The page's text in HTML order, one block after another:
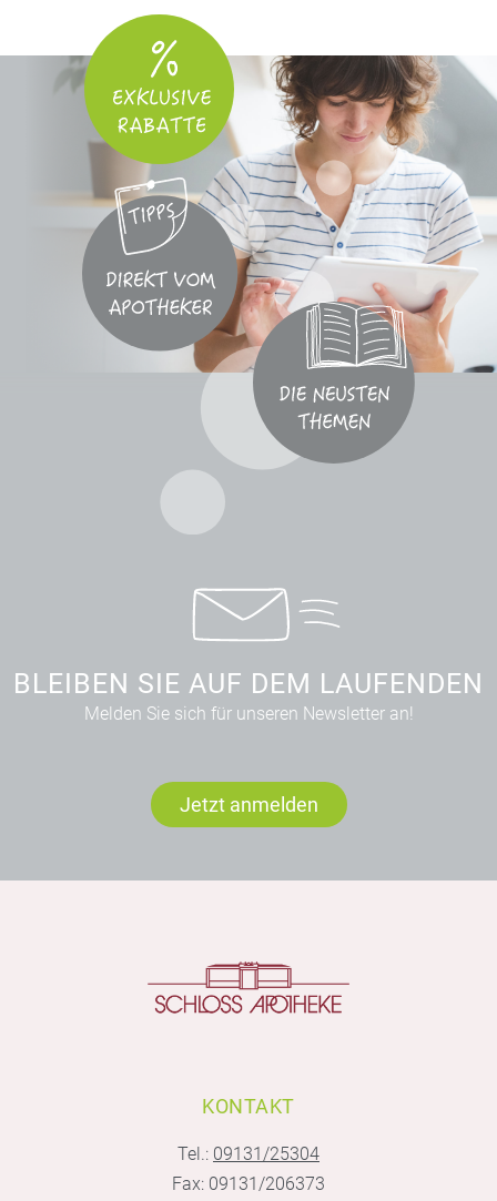
BLEIBEN SIE AUF DEM LAUFENDEN
Melden Sie sich für unseren Newsletter an!
Jetzt anmelden
KONTAKT
Tel.: 09131/25304
Fax: 09131/206373